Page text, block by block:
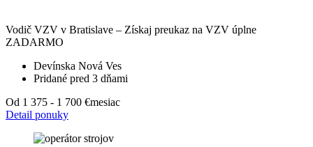
Vodič VZV v Bratislave – Získaj preukaz na VZV úplne
ZADARMO
Devínska Nová Ves
Pridané pred 3 dňami
Od 1 375 - 1 700 €mesiac
Detail ponuky